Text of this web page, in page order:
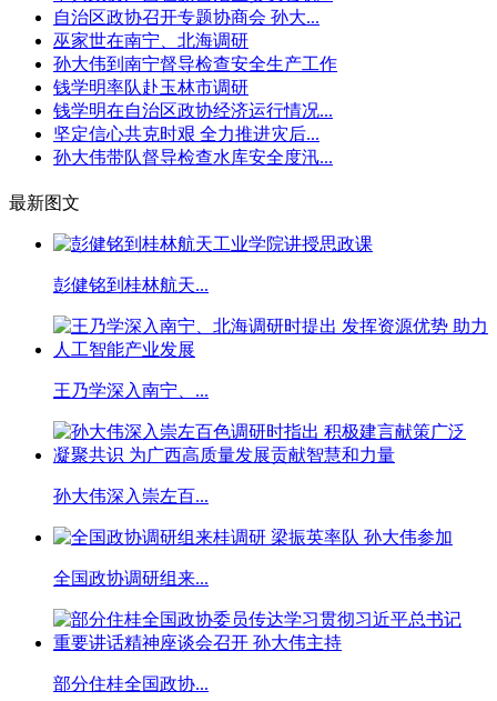
自治区政协召开专题协商会 孙大...
巫家世在南宁、北海调研
孙大伟到南宁督导检查安全生产工作
钱学明率队赴玉林市调研
钱学明在自治区政协经济运行情况...
坚定信心共克时艰 全力推进灾后...
孙大伟带队督导检查水库安全度汛...
最新图文
彭健铭到桂林航天...
王乃学深入南宁、...
孙大伟深入崇左百...
全国政协调研组来...
部分住桂全国政协...